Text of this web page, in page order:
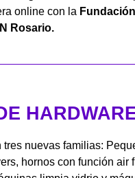
online con la F
Rosario.
nuevas familias:
hornos con función air